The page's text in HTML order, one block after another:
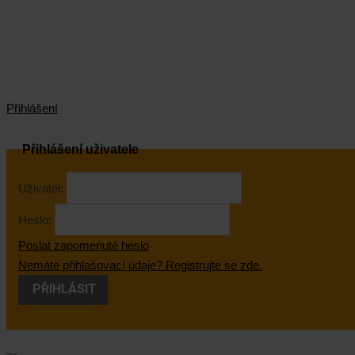
Přihlášení
Přihlášení uživatele
Uživatel:
Heslo:
Poslat zapomenuté heslo
Nemáte přihlašovací údaje? Registrujte se zde.